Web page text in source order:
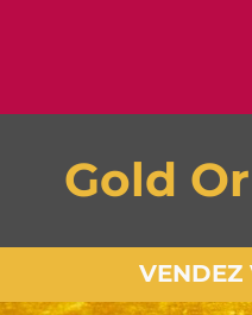
Gold
VENDEZ